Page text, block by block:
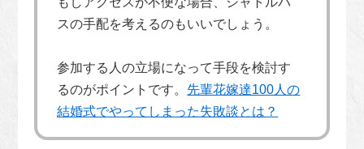
スの手配を考えるのもいいでしょう。
参加する人の立場になって手段を検討す
るのがポイントです。 先輩花嫁達100人の
結婚式でやってしまった失敗談とは？